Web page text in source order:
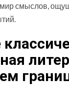
смыслов,